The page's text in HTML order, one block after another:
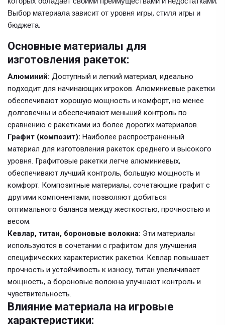
Выбор материала зависит от уровня игры, стиля игры и
бюджета.
Основные материалы для
изготовления ракеток:
Алюминий: Доступный и легкий материал, идеально
подходит для начинающих игроков. Алюминиевые ракетки
обеспечивают хорошую мощность и комфорт, но менее
долговечны и обеспечивают меньший контроль по
сравнению с ракетками из более дорогих материалов.
Графит (композит): Наиболее распространенный
материал для изготовления ракеток среднего и высокого
уровня. Графитовые ракетки легче алюминиевых,
обеспечивают лучший контроль, большую мощность и
комфорт. Композитные материалы, сочетающие графит с
другими компонентами, позволяют добиться
оптимального баланса между жесткостью, прочностью и
весом.
Кевлар, титан, бороновые волокна: Эти материалы
используются в сочетании с графитом для улучшения
специфических характеристик ракетки. Кевлар повышает
прочность и устойчивость к износу, титан увеличивает
мощность, а бороновые волокна улучшают контроль и
чувствительность.
Влияние материала на игровые
характеристики: